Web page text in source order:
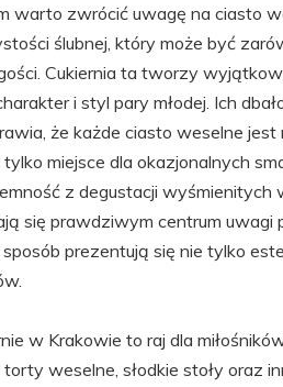
warto zwrócić uwagę na ciasto
ślubnej, który może być
Cukiernia ta tworzy
i styl pary młodej. Ich
że każde ciasto weselne
miejsce dla okazjonalnych
z degustacji wyśmienitych
się prawdziwym centrum
sposób prezentują się nie tylko
w Krakowie to raj dla
weselne, słodkie stoły oraz